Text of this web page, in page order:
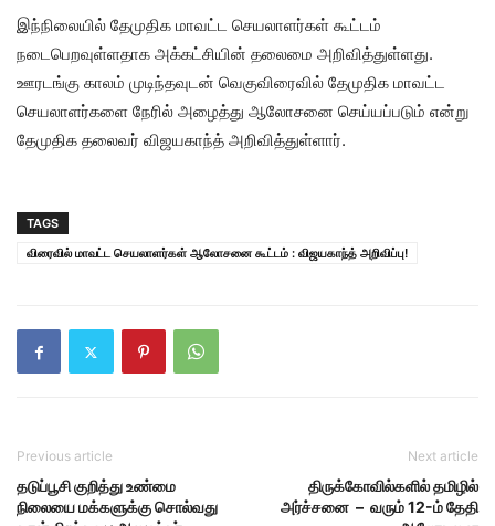
இந்நிலையில் தேமுதிக மாவட்ட செயலாளர்கள் கூட்டம்
நடைபெறவுள்ளதாக அக்கட்சியின் தலைமை அறிவித்துள்ளது.
ஊரடங்கு காலம் முடிந்தவுடன் வெகுவிரைவில் தேமுதிக மாவட்ட
செயலாளர்களை நேரில் அழைத்து ஆலோசனை செய்யப்படும் என்று
தேமுதிக தலைவர் விஜயகாந்த் அறிவித்துள்ளார்.
TAGS
விரைவில் மாவட்ட செயலாளர்கள் ஆலோசனை கூட்டம் : விஜயகாந்த் அறிவிப்பு!
Previous article
தடுப்பூசி குறித்து உண்மை
நிலையை மக்களுக்கு சொல்வது
Next article
திருக்கோவில்களில் தமிழில்
அர்ச்சனை – வரும் 12-ம் தேதி